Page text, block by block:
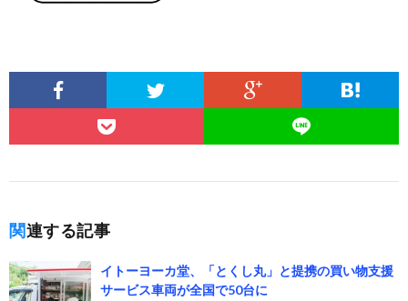
関連する記事
イトーヨーカ堂、「とくし丸」と提携の買い物支援
サービス車両が全国で50台に